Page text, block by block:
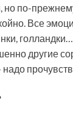
но по-
Все
другие